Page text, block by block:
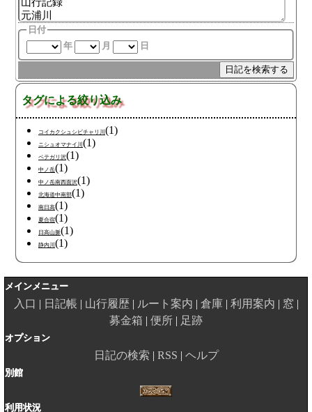
日付
年
月 日
タグによる絞り込み
コイカクシュシビチャリ川(1)
ニシュオマナイ川(1)
ペテガリ沢(1)
中ノ岳(1)
中ノ岳南西面沢(1)
北海道中南部(1)
南日高(1)
夏合宿(1)
日高山脈(1)
静内川(1)
メインメニュー
入口 日記帳 山行履歴 ルート案内 倉庫 利用案内
窓
募金箱
便所 足跡
オプション
日記の検索 RSS ヘルプ
別館
利用状況